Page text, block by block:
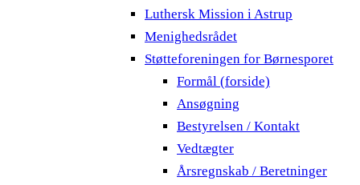
Luthersk Mission i Astrup
Menighedsrådet
Støtteforeningen for Børnesporet
Formål (forside)
Ansøgning
Bestyrelsen / Kontakt
Vedtægter
Årsregnskab / Beretninger